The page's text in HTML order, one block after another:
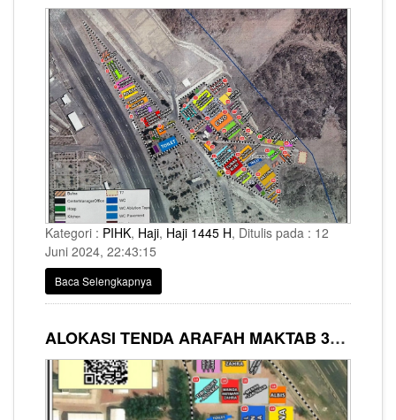
Kategori : PIHK, Haji, Haji 1445 H, Ditulis pada : 12
Juni 2024, 22:43:15
Baca Selengkapnya
ALOKASI TENDA ARAFAH MAKTAB 333 DAN 777 SYARIKAH AL BAIT GUESTS